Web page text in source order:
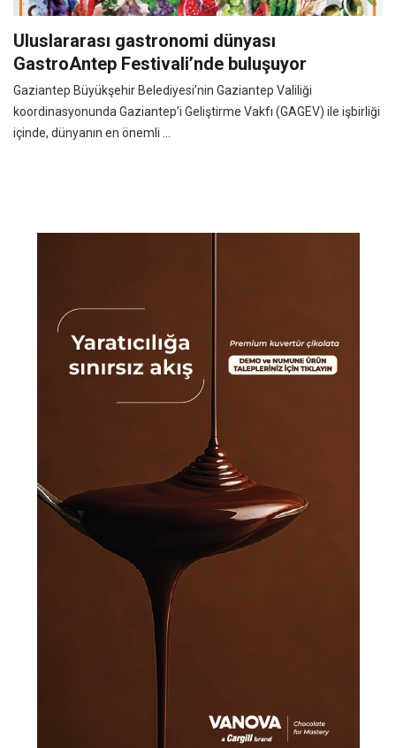
Uluslararası gastronomi dünyası
GastroAntep Festivali’nde buluşuyor
Gaziantep Büyükşehir Belediyesi’nin Gaziantep Valiliği
koordinasyonunda Gaziantep’i Geliştirme Vakfı (GAGEV) ile işbirliği
içinde, dünyanın en önemli ...